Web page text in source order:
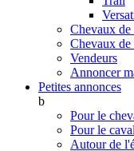
Chevaux
Chevaux de
Vendeurs
Annoncer
Petites annonces
b
Pour le
Pour le
Autour de